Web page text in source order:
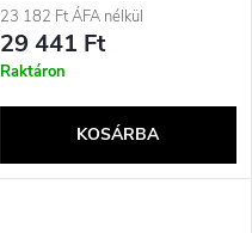
Kék
23 182 Ft ÁFA nélkül
29 441 Ft
Raktáron
KOSÁRBA